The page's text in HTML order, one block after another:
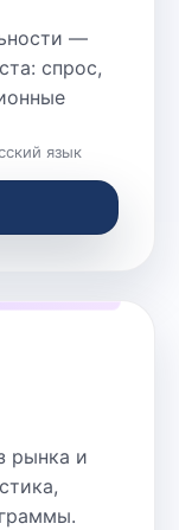
—
спрос,
язык
рынка и